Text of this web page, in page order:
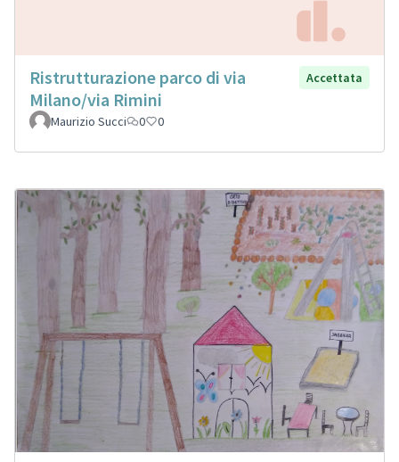
Ristrutturazione parco di via
Milano/via Rimini
Accettata
Maurizio Succi 0 0